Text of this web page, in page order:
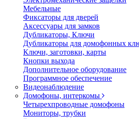
Мебельные
Фиксаторы для дверей
Аксессуары для замков
Дубликаторы, Ключи
Дубликаторы для домофонных
Ключи, заготовки, карты
Кнопки выхода
Дополнительное оборудование
Программное обеспечение
Видеонаблюдение
Домофоны, интеркомы
Четырехпроводные домофоны
Мониторы, трубки